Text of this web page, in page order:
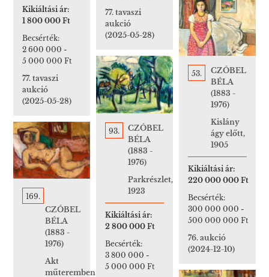
77. tavaszi
aukció
(2025-05-28)
Kikiáltási ár:
1 800 000 Ft
Becsérték:
2 600 000 -
5 000 000 Ft
77. tavaszi
aukció
(2025-05-28)
53.
CZÓBEL
BÉLA
(1883 -
1976)
Kislány
ágy előtt,
1905
Kikiáltási ár:
220 000 000 Ft
Becsérték:
300 000 000 -
500 000 000 Ft
76. aukció
(2024-12-10)
93.
CZÓBEL
BÉLA
(1883 -
1976)
Parkrészlet,
1923
Kikiáltási ár:
2 800 000 Ft
Becsérték:
3 800 000 -
5 000 000 Ft
169.
CZÓBEL
BÉLA
(1883 -
1976)
Akt
műteremben